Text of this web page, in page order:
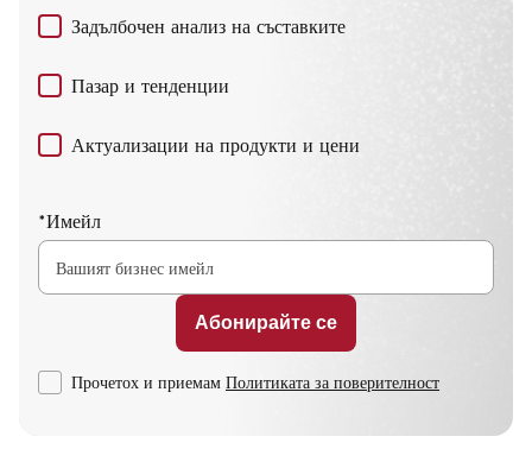
Задълбочен анализ на съставките
Пазар и тенденции
Актуализации на продукти и цени
*Имейл
Прочетох и приемам Политиката за поверителност